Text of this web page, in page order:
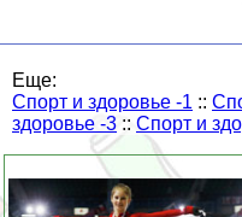
Еще:
Спорт и здоровье -1 ::
здоровье -3 :: Спорт и